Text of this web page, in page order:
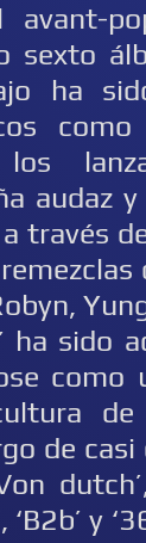
avant-
sexto
ha
audaz
través
ha sido
como
de casi
y